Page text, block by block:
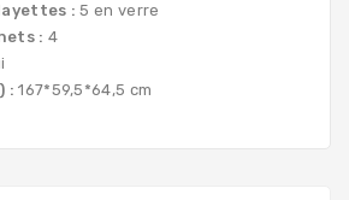
: 5 en verre
: 4
: 167*59,5*64,5 cm